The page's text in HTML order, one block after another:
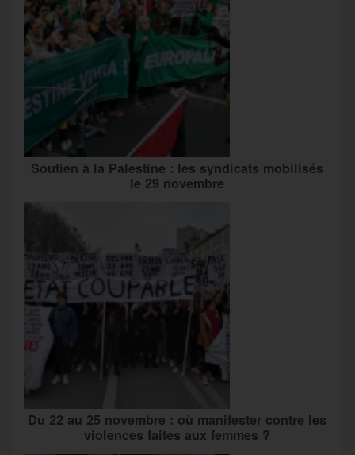
Soutien à la Palestine : les syndicats mobilisés
le 29 novembre
Du 22 au 25 novembre : où manifester contre les
violences faites aux femmes ?